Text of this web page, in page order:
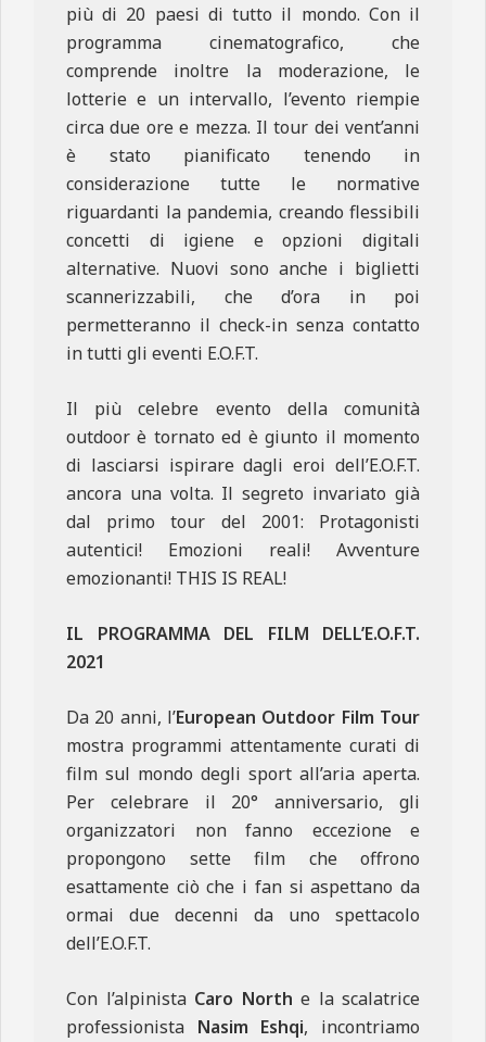
più di 20 paesi di tutto il mondo. Con il
programma cinematografico, che
comprende inoltre la moderazione, le
lotterie e un intervallo, l’evento riempie
circa due ore e mezza. Il tour dei vent’anni
è stato pianificato tenendo in
considerazione tutte le normative
riguardanti la pandemia, creando flessibili
concetti di igiene e opzioni digitali
alternative. Nuovi sono anche i biglietti
scannerizzabili, che d’ora in poi
permetteranno il check-in senza contatto
in tutti gli eventi E.O.F.T.
Il più celebre evento della comunità
outdoor è tornato ed è giunto il momento
di lasciarsi ispirare dagli eroi dell’E.O.F.T.
ancora una volta. Il segreto invariato già
dal primo tour del 2001: Protagonisti
autentici! Emozioni reali! Avventure
emozionanti! THIS IS REAL!
IL PROGRAMMA DEL FILM DELL’E.O.F.T.
2021
Da 20 anni, l’European Outdoor Film Tour
mostra programmi attentamente curati di
film sul mondo degli sport all’aria aperta.
Per celebrare il 20° anniversario, gli
organizzatori non fanno eccezione e
propongono sette film che offrono
esattamente ciò che i fan si aspettano da
ormai due decenni da uno spettacolo
dell’E.O.F.T.
Con l’alpinista Caro North e la scalatrice
professionista Nasim Eshqi, incontriamo